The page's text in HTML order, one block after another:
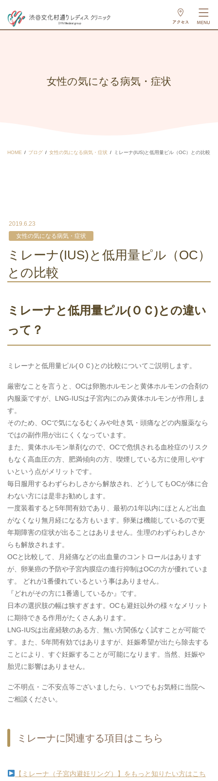
女性の気になる病気・症状
HOME ブログ 女性の気になる病気・症状 ミレーナ(IUS)と低用量ピル（OC）との比較
2019.6.23
女性の気になる病気・症状
ミレーナ(IUS)と低用量ピル（OC）
との比較
ミレーナと低用量ピル(ＯＣ)との違い
って？
ミレーナと低用量ピル(ＯＣ)との比較についてご説明します。
厳密なことを言うと、OCは卵胞ホルモンと黄体ホルモンの合剤の
内服薬ですが、LNG-IUSは子宮内にのみ黄体ホルモンが作用しま
す。
そのため、OCで気になるむくみや吐き気・頭痛などの内服薬なら
ではの副作用が出にくくなっています。
また、黄体ホルモン単剤なので、OCで危惧される血栓症のリスク
もなく高血圧の方、肥満傾向の方、喫煙している方に使用しやす
いという点がメリットです。
毎日服用するわずらわしさから解放され、どうしてもOCが体に合
わない方には是非お勧めします。
一度装着すると5年間有効であり、最初の1年以内にほとんど出血
がなくなり無月経になる方もいます。卵巣は機能しているので更
年期障害の症状が出ることはありません。生理のわずらわしさか
らも解放されます。
OCと比較して、月経痛などの出血量のコントロールはあります
が、卵巣癌の予防や子宮内膜症の進行抑制はOCの方が優れていま
す。 どれが1番優れているという事はありません。
『どれがその方に1番適しているか』です。
日本の選択肢の幅は狭すぎます。OCも避妊以外の様々なメリット
に期待できる作用がたくさんあります。
LNG-IUSは出産経験のある方、無い方関係なく試すことが可能で
す。また、5年間有効ではありますが、妊娠希望が出たら除去する
ことにより、すぐ妊娠することが可能になります。当然、妊娠や
胎児に影響はありません。
ご不明点・ご不安点等ございましたら、いつでもお気軽に当院へ
ご相談ください。
ミレーナに関連する項目はこちら
【ミレーナ（子宮内避妊リング）】をもっと知りたい方はこち